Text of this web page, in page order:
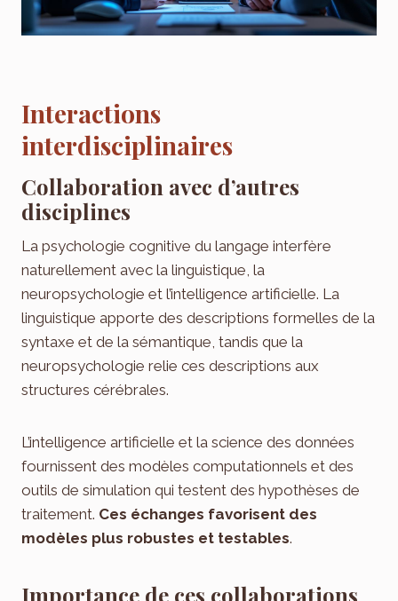
Interactions
interdisciplinaires
Collaboration avec d’autres
disciplines
La psychologie cognitive du langage interfère
naturellement avec la linguistique, la
neuropsychologie et l’intelligence artificielle. La
linguistique apporte des descriptions formelles de la
syntaxe et de la sémantique, tandis que la
neuropsychologie relie ces descriptions aux
structures cérébrales.
L’intelligence artificielle et la science des données
fournissent des modèles computationnels et des
outils de simulation qui testent des hypothèses de
traitement. Ces échanges favorisent des
modèles plus robustes et testables.
Importance de ces collaborations